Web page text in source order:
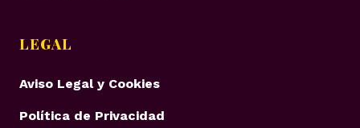
LEGAL
Aviso Legal y Cookies
Política de Privacidad